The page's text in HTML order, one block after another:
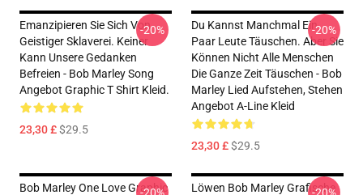
Emanzipieren Sie Sich Von
Geistiger Sklaverei. Keiner
Kann Unsere Gedanken
Befreien - Bob Marley Song
Angebot Graphic T Shirt Kleid.
23,30 £$29.5
-20%
Du Kannst Manchmal Ein
Paar Leute Täuschen. Aber Sie
Können Nicht Alle Menschen
Die Ganze Zeit Täuschen - Bob
Marley Lied Aufstehen, Stehen
Angebot A-Line Kleid
23,30 £$29.5
-20%
Bob Marley One Love Graphic
Löwen Bob Marley Grafische